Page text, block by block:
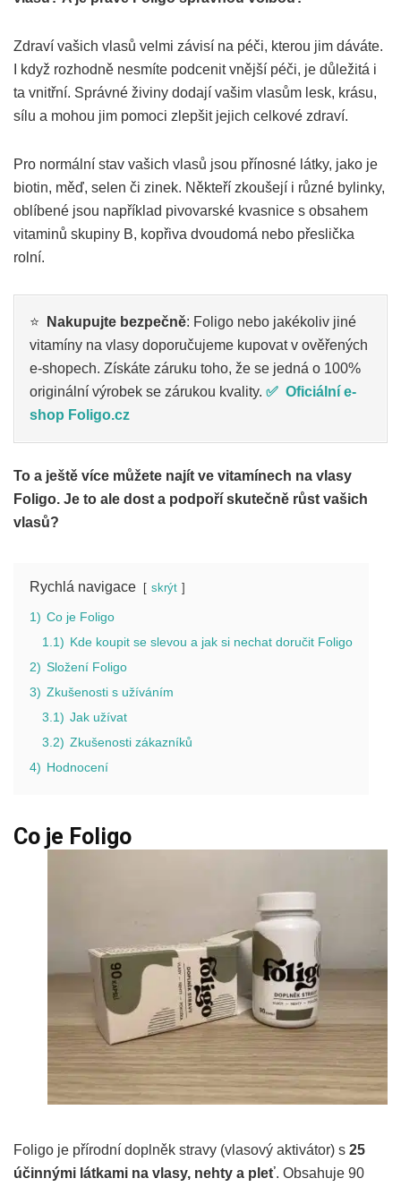
Zdraví vašich vlasů velmi závisí na péči, kterou jim dáváte.
I když rozhodně nesmíte podcenit vnější péči, je důležitá i
ta vnitřní. Správné živiny dodají vašim vlasům lesk, krásu,
sílu a mohou jim pomoci zlepšit jejich celkové zdraví.
Pro normální stav vašich vlasů jsou přínosné látky, jako je
biotin, měď, selen či zinek. Někteří zkoušejí i různé bylinky,
oblíbené jsou například pivovarské kvasnice s obsahem
vitaminů skupiny B, kopřiva dvoudomá nebo přeslička
rolní.
⭐ Nakupujte bezpečně: Foligo nebo jakékoliv jiné
vitamíny na vlasy doporučujeme kupovat v ověřených
e-shopech. Získáte záruku toho, že se jedná o 100%
originální výrobek se zárukou kvality. ✅ Oficiální e-
shop Foligo.cz
To a ještě více můžete najít ve vitamínech na vlasy
Foligo. Je to ale dost a podpoří skutečně růst vašich
vlasů?
Rychlá navigace skrýt
1) Co je Foligo
1.1) Kde koupit se slevou a jak si nechat doručit Foligo
2) Složení Foligo
3) Zkušenosti s užíváním
3.1) Jak užívat
3.2) Zkušenosti zákazníků
4) Hodnocení
Co je Foligo
Foligo je přírodní doplněk stravy (vlasový aktivátor) s 25
účinnými látkami na vlasy, nehty a pleť. Obsahuje 90